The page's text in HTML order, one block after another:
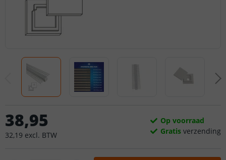
38,95
32,19 excl. BTW
Op voorraad
Gratis verzending